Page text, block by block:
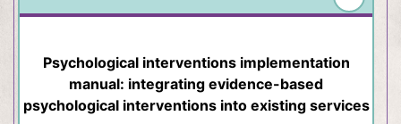
Psychological interventions implementation
manual: integrating evidence-based
psychological interventions into existing services